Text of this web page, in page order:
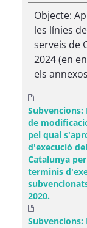
Objecte:
les línies
serveis de
2024 (en
els
Subvencions:
de
pel qual
d'execució
Catalunya
terminis
2020.
Subvencions: